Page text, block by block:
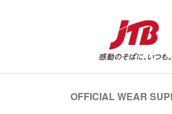
OFFICIAL WEAR